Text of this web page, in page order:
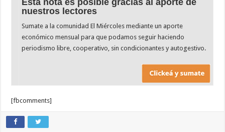
nuestros lectores
Sumate a la comunidad El Miércoles mediante un aporte
económico mensual para que podamos seguir haciendo
periodismo libre, cooperativo, sin condicionantes y autogestivo.
[fbcomments]